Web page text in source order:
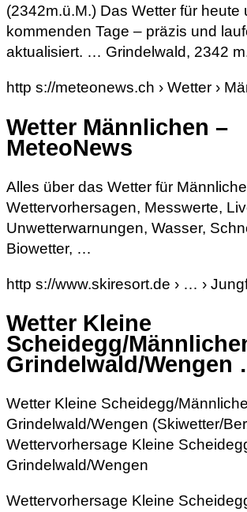
(2342m.ü.M.) Das Wetter für heute
kommenden Tage – präzis und
aktualisiert. … Grindelwald, 2342
http s://meteonews.ch › Wetter ›
Wetter Männlichen –
MeteoNews
Alles über das Wetter für
Wettervorhersagen, Messwerte,
Unwetterwarnungen, Wasser,
Biowetter, …
http s://www.skiresort.de › … ›
Wetter Kleine
Scheidegg/
Grindelwald/Wengen
Wetter Kleine Scheidegg/
Grindelwald/Wengen (Skiwetter/
Wettervorhersage Kleine
Grindelwald/Wengen
Wettervorhersage Kleine